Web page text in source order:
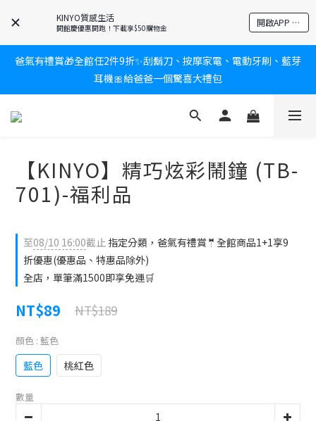
KINYO質感生活
開館慶優惠開跑！下載享$50購物金 開啟APP 享隱藏優惠
新會員送$100購物金✨再享消費回饋無極限
新會員送$100購物金✨再享消費回饋無極限
爸氣有禮賞🎁全館任2件9折✨刮鬍刀、按摩家電、電動牙刷、藍芽
耳機🎀給爸爸一個驚喜大禮包
炎熱夏日救星☀️秒凍扇登場💙半導體製冷 x 微米級冰霧，一秒開
新會員送$100購物金✨再享消費回饋無極限
【KINYO】精巧炫彩鬧鐘 (TB-
701)-福利品
至08/10 16:00截止 指定分類，爸氣有禮賞🤵全館商品1+1享9
折優惠(優惠品、特惠品除外)
全店，單筆滿1500即享免運🛒
NT$89 NT$189
顏色 : 藍色
藍色 桃紅色
數量